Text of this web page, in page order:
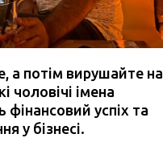
а потім вирушайте на
чоловічі імена
фінансовий успіх та
у бізнесі.